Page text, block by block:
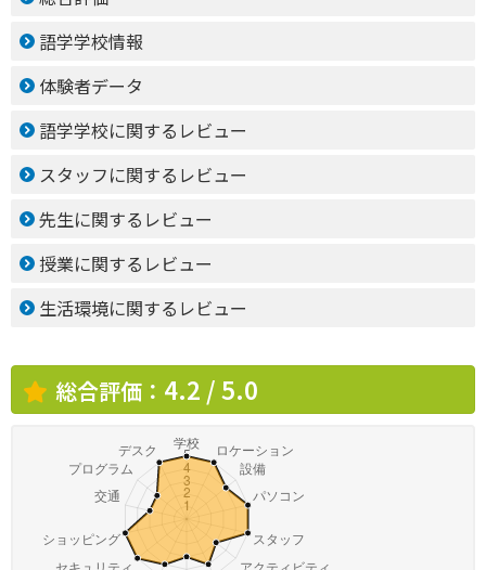
語学学校情報
体験者データ
語学学校に関するレビュー
スタッフに関するレビュー
先生に関するレビュー
授業に関するレビュー
生活環境に関するレビュー
総合評価： 4.2 / 5.0